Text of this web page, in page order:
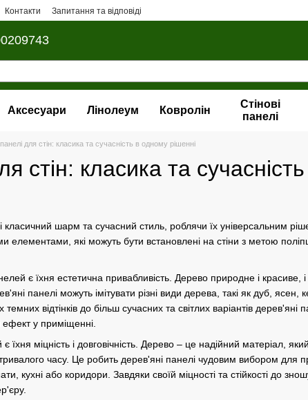
Контакти Запитання та відповіді
Аксесуари Лінолеум Ковролін
Стінові
панелі
для стін: класика та сучасність в одному рішенні
стін: класика та
класичний шарм та сучасний стиль, роблячи їх універсальним
які можуть бути встановлені на стіни з метою
є їхня естетична привабливість. Дерево природне і красиве,
панелі можуть імітувати різні види дерева, такі як дуб,
темних відтінків до більш сучасних та світлих варіантів
у приміщенні.
міцність і довговічність. Дерево – це надійний матеріал,
тривалого часу. Це робить дерев'яні панелі чудовим вибором для
кухні або коридори. Завдяки своїй міцності та стійкості до